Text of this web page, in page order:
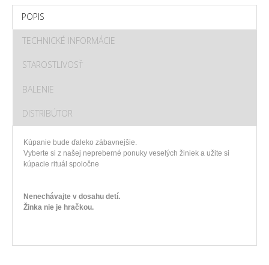
POPIS
TECHNICKÉ INFORMÁCIE
STAROSTLIVOSŤ
BALENIE
DISTRIBÚTOR
Kúpanie bude ďaleko zábavnejšie.
Vyberte si z našej nepreberné ponuky veselých žiniek a užite si
kúpacie rituál spoločne
Nenechávajte v dosahu detí.
Žinka nie je hračkou.